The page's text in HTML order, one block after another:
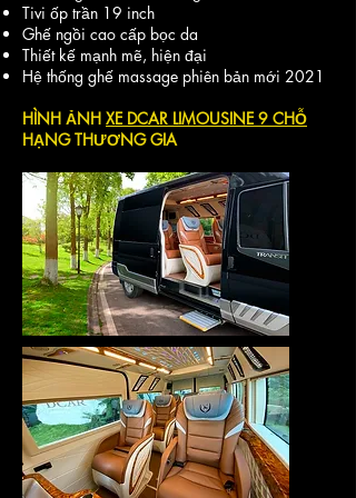
Tivi ốp trần 19 inch
Ghế ngồi cao cấp bọc da
Thiết kế mạnh mẽ, hiện đại
Hệ thống ghế massage phiên bản mới 2021
HÌNH ẢNH XE DCAR LIMOUSINE 9 CHỖ
HẠNG THƯƠNG GIA